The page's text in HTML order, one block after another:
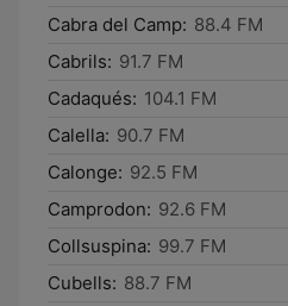
Cabra del Camp: 88.4 FM
Cabrils: 91.7 FM
Cadaqués: 104.1 FM
Calella: 90.7 FM
Calonge: 92.5 FM
Camprodon: 92.6 FM
Collsuspina: 99.7 FM
Cubells: 88.7 FM